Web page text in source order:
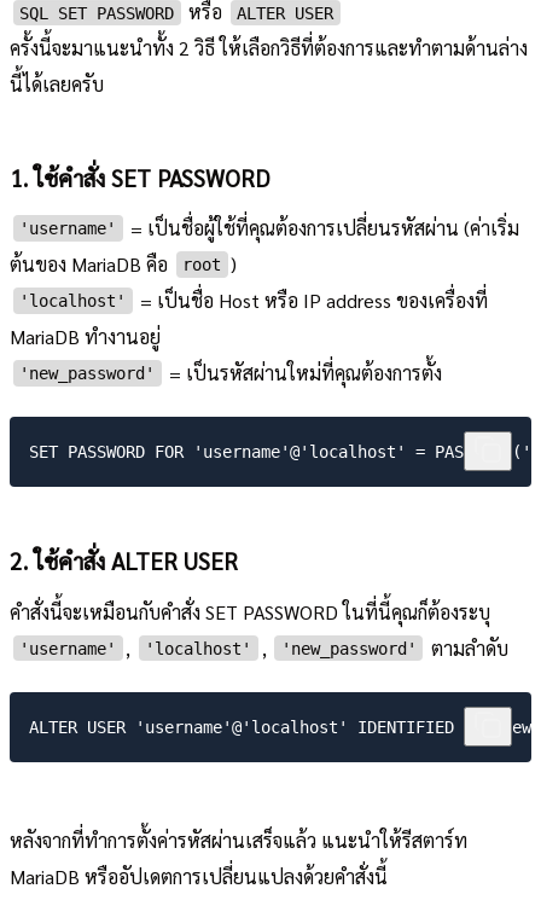
SQL SET PASSWORD หรือ ALTER USER
ครั้งนี้จะมาแนะนำทั้ง 2 วิธี ให้เลือกวิธีที่ต้องการและทำตามด้านล่าง
นี้ได้เลยครับ
1. ใช้คำสั่ง SET PASSWORD
'username'
= เป็นชื่อผู้ใช้ที่คุณต้องการเปลี่ยนรหัสผ่าน (ค่าเริ่ม
ต้นของ MariaDB คือ
root )
'localhost'
= เป็นชื่อ Host หรือ IP address ของเครื่องที่
MariaDB ทำงานอยู่
'new_password' = เป็นรหัสผ่านใหม่ที่คุณต้องการตั้ง
2. ใช้คำสั่ง ALTER USER
คำสั่งนี้จะเหมือนกับคำสั่ง SET PASSWORD ในที่นี้คุณก็ต้องระบุ
'username' , 'localhost' , 'new_password' ตามลำดับ
หลังจากที่ทำการตั้งค่ารหัสผ่านเสร็จแล้ว แนะนำให้รีสตาร์ท
MariaDB หรืออัปเดตการเปลี่ยนแปลงด้วยคำสั่งนี้